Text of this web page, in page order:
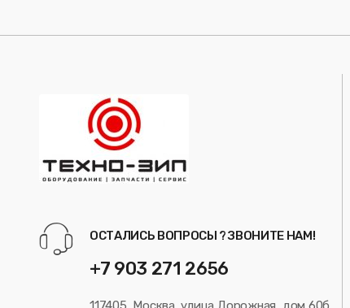
ОСТАЛИСЬ ВОПРОСЫ ? ЗВОНИТЕ НАМ!
+7 903 271 2656